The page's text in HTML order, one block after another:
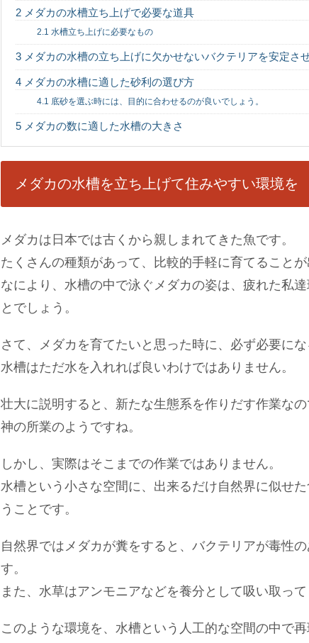
2 メダカの水槽立ち上げで必要な道具
2.1 水槽立ち上げに必要なもの
3 メダカの水槽の立ち上げに欠かせないバクテリアを安定さ
4 メダカの水槽に適した砂利の選び方
4.1 底砂を選ぶ時には、目的に合わせるのが良いでしょう。
5 メダカの数に適した水槽の大きさ
メダカの水槽を立ち上げて住みやすい環境を
メダカは日本では古くから親しまれてきた魚です。
たくさんの種類があって、比較的手軽に育てることが
なにより、水槽の中で泳ぐメダカの姿は、疲れた私
とでしょう。
さて、メダカを育てたいと思った時に、必ず必要にな
水槽はただ水を入れれば良いわけではありません。
壮大に説明すると、新たな生態系を作りだす作業なの
神の所業のようですね。
しかし、実際はそこまでの作業ではありません。
水槽という小さな空間に、出来るだけ自然界に似せ
うことです。
自然界ではメダカが糞をすると、バクテリアが毒性
す。
また、水草はアンモニアなどを養分として吸い取って
このような環境を、水槽という人工的な空間の中で